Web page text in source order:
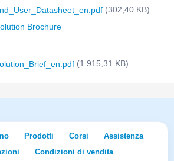
(302,40 KB)
Brochure
(1.915,31 KB)
Prodotti Corsi
Assistenza
Condizioni di vendita